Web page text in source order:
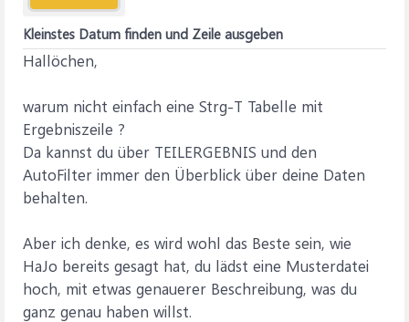
Kleinstes Datum finden und Zeile ausgeben
Hallöchen,
warum nicht einfach eine Strg-T Tabelle mit
Ergebniszeile ?
Da kannst du über TEILERGEBNIS und den
AutoFilter immer den Überblick über deine Daten
behalten.
Aber ich denke, es wird wohl das Beste sein, wie
HaJo bereits gesagt hat, du lädst eine Musterdatei
hoch, mit etwas genauerer Beschreibung, was du
ganz genau haben willst.